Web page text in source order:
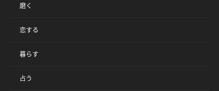
磨く
恋する
暮らす
占う